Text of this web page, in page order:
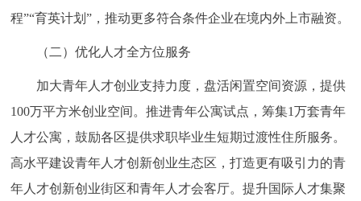
程”“育英计划”，推动更多符合条件企业在境内外上市融资。
（二）优化人才全方位服务
加大青年人才创业支持力度，盘活闲置空间资源，提供
100万平方米创业空间。推进青年公寓试点，筹集1万套青年
人才公寓，鼓励各区提供求职毕业生短期过渡性住所服务。
高水平建设青年人才创新创业生态区，打造更有吸引力的青
年人才创新创业街区和青年人才会客厅。提升国际人才集聚